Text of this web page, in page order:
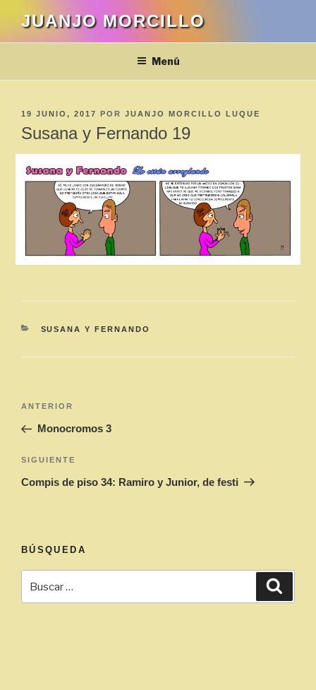
contenido
JUANJO MORCILLO
Menú
PUBLICADO
EL
19 JUNIO, 2017 POR JUANJO MORCILLO LUQUE
Susana y Fernando 19
CATEGORÍAS
SUSANA Y FERNANDO
entradas
Entrada
anterior:
ANTERIOR
Monocromos 3
Siguiente
entrada
SIGUIENTE
Compis de piso 34: Ramiro y Junior, de festi
BÚSQUEDA
por: